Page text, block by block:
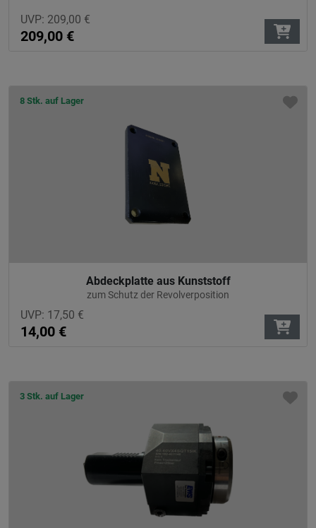
UVP: 209,00 €
209,00 €
8 Stk. auf Lager
Abdeckplatte aus Kunststoff
zum Schutz der Revolverposition
UVP: 17,50 €
14,00 €
3 Stk. auf Lager